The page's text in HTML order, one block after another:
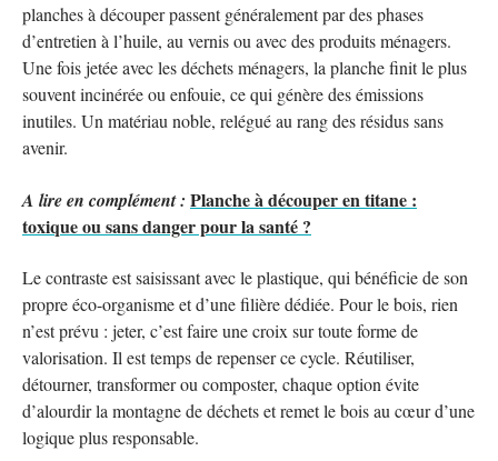
planches à découper passent généralement par des phases
d’entretien à l’huile, au vernis ou avec des produits ménagers.
Une fois jetée avec les déchets ménagers, la planche finit le plus
souvent incinérée ou enfouie, ce qui génère des émissions
inutiles. Un matériau noble, relégué au rang des résidus sans
avenir.
A lire en complément : Planche à découper en titane :
toxique ou sans danger pour la santé ?
Le contraste est saisissant avec le plastique, qui bénéficie de son
propre éco-organisme et d’une filière dédiée. Pour le bois, rien
n’est prévu : jeter, c’est faire une croix sur toute forme de
valorisation. Il est temps de repenser ce cycle. Réutiliser,
détourner, transformer ou composter, chaque option évite
d’alourdir la montagne de déchets et remet le bois au cœur d’une
logique plus responsable.